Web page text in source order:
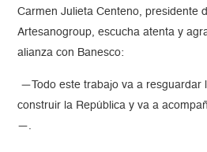
Carmen Julieta Centeno, presidente
Artesanogroup, escucha atenta y
alianza con Banesco:
—Todo este trabajo va a resguardar
construir la República y va a
—.